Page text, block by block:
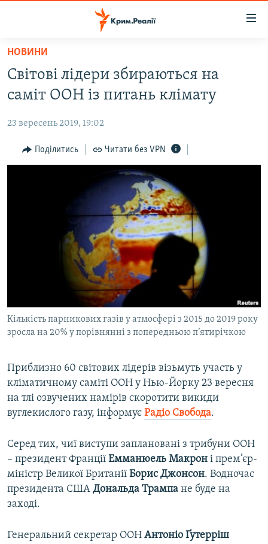
Перейти
основного
матеріалу
до
навігації
Перейти
ПОЛІТИКА
БЛОГИ
СПЕЦПРОЕКТИ
ВІДЕОУРОКИ «ELIFBE»
УКРАЇНСЬКА ПРОБЛЕМА КРИМУ
ЯК ОБІЙТИ БЛОКУВАННЯ
Qırımtatar
Усі сайти RFE/RL
НОВИНИ
Світові лідери збираються на
саміт ООН із питань клімату
23 вересень 2019, 19:02
Поділитись Читати без VPN
Кількість парникових газів у атмосфері з 2015 до 2019 року
зросла на 20% у порівнянні з попередньою п’ятирічкою
Приблизно 60 світових лідерів візьмуть участь у
кліматичному саміті ООН у Нью-Йорку 23 вересня
на тлі озвучених намірів скоротити викиди
вуглекислого газу, інформує Радіо Свобода.
Серед тих, чиї виступи заплановані з трибуни ООН
– президент Франції Емманюель Макрон і прем’єр-
міністр Великої Британії Борис Джонсон. Водночас
президента США Дональда Трампа не буде на
заході.
Генеральний секретар ООН Антоніо Ґутерріш